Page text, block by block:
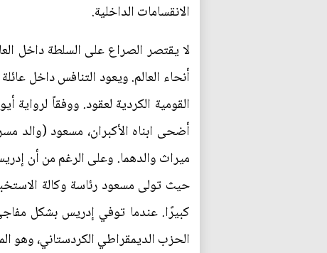
الانقسامات الداخلية.
لا يقتصر الصراع على السلطة داخل
أنحاء العالم. ويعود التنافس داخل
القومية الكردية لعقود. ووفقاً لرواية
أضحى ابناه الأكبران، مسعود (والد
ميراث والدهما. وعلى الرغم من أن
حيث تولى مسعود رئاسة وكالة
الحزب الديمقراطي الكردستاني، وهو